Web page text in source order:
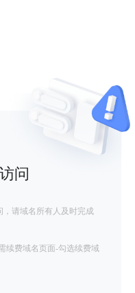
问
请域名所有人及时完成
续费域名页面-勾选续费域